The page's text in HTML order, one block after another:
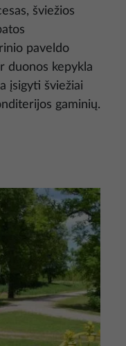
šviežios
paveldo
duonos kepykla
įsigyti šviežiai
gaminių.